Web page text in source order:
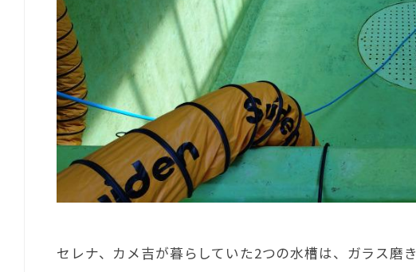
セレナ、カメ吉が暮らしていた2つの水槽は、ガラス磨